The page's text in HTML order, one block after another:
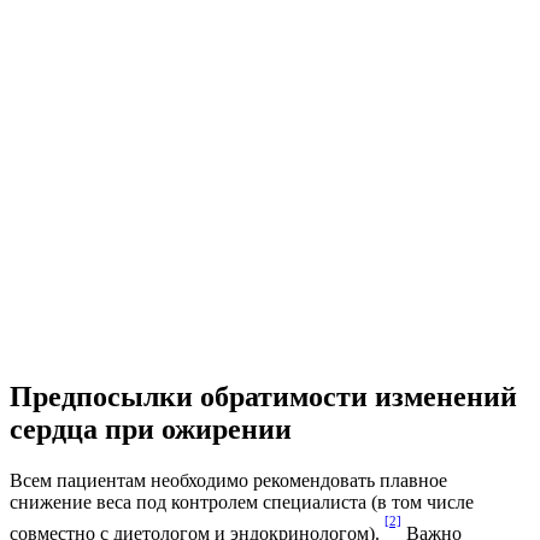
Предпосылки обратимости изменений
сердца при ожирении
Всем пациентам необходимо рекомендовать плавное
снижение веса под контролем специалиста (в том числе
совместно с диетологом и эндокринологом).
[2]
Важно